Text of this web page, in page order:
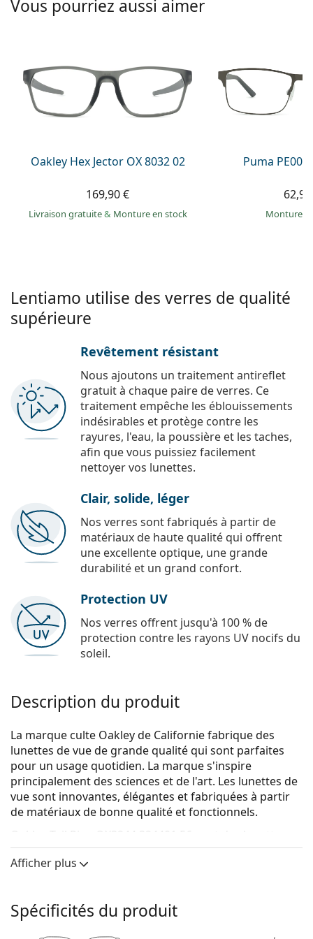
Toutes les marques
Toutes les marques
Vous pourriez aussi aimer
Oakley Hex Jector OX 8032 02
169,90 €
Livraison gratuite& Monture en stock
Puma
Monture
Lentiamo utilise des verres de qualité
supérieure
Revêtement résistant
Nous ajoutons un traitement antireflet
gratuit à chaque paire de verres. Ce
traitement empêche les éblouissements
indésirables et protège contre les
rayures, l'eau, la poussière et les taches,
afin que vous puissiez facilement
nettoyer vos lunettes.
Clair, solide, léger
Nos verres sont fabriqués à partir de
matériaux de haute qualité qui offrent
une excellente optique, une grande
durabilité et un grand confort.
Protection UV
Nos verres offrent jusqu'à 100 % de
protection contre les rayons UV nocifs du
soleil.
Description du produit
La marque culte Oakley de Californie fabrique des
lunettes de vue de grande qualité qui sont parfaites
pour un usage quotidien. La marque s'inspire
principalement des sciences et de l'art. Les lunettes de
vue sont innovantes, élégantes et fabriquées à partir
de matériaux de bonne qualité et fonctionnels.
Oakley Tail Pipe OX3244 324401 56 sont des lunettes
pour hommes.
Voyez de quoi vous avez l'air avec ces lunettes grâce à
Monture de lunettes de vue
La couleur noire de la monture s'accorde
Afficher plus
Spécificités du produit